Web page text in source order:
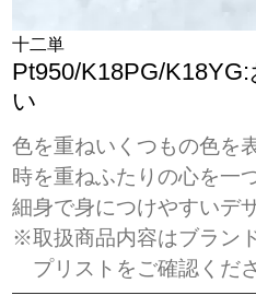
十二単
Pt950/K18PG/
い
色を重ねいくつもの色を
時を重ねふたりの心を一
細身で身につけやすいデ
※取扱商品内容はブラン
プリストをご確認くだ